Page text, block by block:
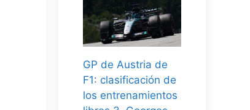
GP de Austria de
F1: clasificación de
los entrenamientos